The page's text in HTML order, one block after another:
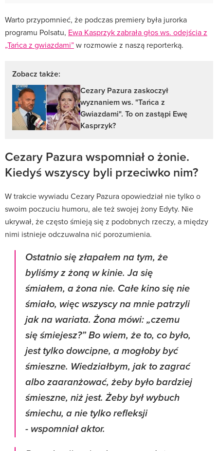
Warto przypomnieć, że podczas premiery była jurorka
programu Polsatu, Ewa Kasprzyk zabrała głos ws. odejścia z
„Tańca z gwiazdami”w rozmowie z naszą reporterką.
Zobacz także:
Cezary Pazura zaskoczył
wyznaniem ws. "Tańca z
Gwiazdami". To on zastąpi Ewę
Kasprzyk?
Cezary Pazura wspomniał o żonie.
Kiedyś wszyscy byli przeciwko nim?
W trakcie wywiadu Cezary Pazura opowiedział nie tylko o
swoim poczuciu humoru, ale też swojej żony Edyty. Nie
ukrywał, że często śmieją się z podobnych rzeczy, a między
nimi istnieje odczuwalna nić porozumienia.
Ostatnio się złapałem na tym, że
byliśmy z żoną w kinie. Ja się
śmiałem, a żona nie. Całe kino się nie
śmiało, więc wszyscy na mnie patrzyli
jak na wariata. Żona mówi: „czemu
się śmiejesz?” Bo wiem, że to, co było,
jest tylko dowcipne, a mogłoby być
śmieszne. Wiedziałbym, jak to zagrać
albo zaaranżować, żeby było bardziej
śmieszne, niż jest. Żeby był wybuch
śmiechu, a nie tylko refleksji
- wspomniał aktor.